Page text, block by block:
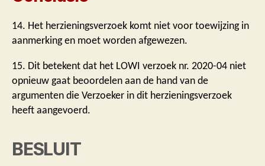
14. Het herzieningsverzoek komt niet voor toewijzing in
aanmerking en moet worden afgewezen.
15. Dit betekent dat het LOWI verzoek nr. 2020-04 niet
opnieuw gaat beoordelen aan de hand van de
argumenten die Verzoeker in dit herzieningsverzoek
heeft aangevoerd.
BESLUIT